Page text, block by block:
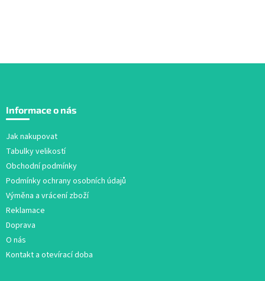
p
Informace o nás
Jak nakupovat
Tabulky velikostí
Obchodní podmínky
Podmínky ochrany osobních údajů
Výměna a vrácení zboží
Reklamace
Doprava
O nás
Kontakt a otevírací doba